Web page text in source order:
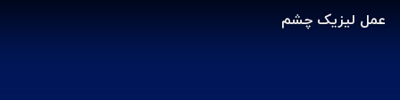
عمل لیزیک چشم